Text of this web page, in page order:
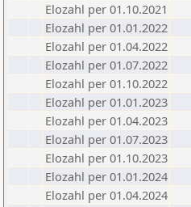
Elozahl per 01.10.2021
Elozahl per 01.01.2022
Elozahl per 01.04.2022
Elozahl per 01.07.2022
Elozahl per 01.10.2022
Elozahl per 01.01.2023
Elozahl per 01.04.2023
Elozahl per 01.07.2023
Elozahl per 01.10.2023
Elozahl per 01.01.2024
Elozahl per 01.04.2024